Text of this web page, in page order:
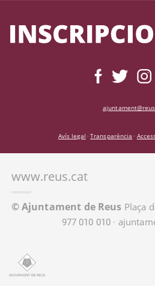
Avís legal ·Transparència ·
www.reus.cat
© Ajuntament de Reus Plaça
977 010 010 ·